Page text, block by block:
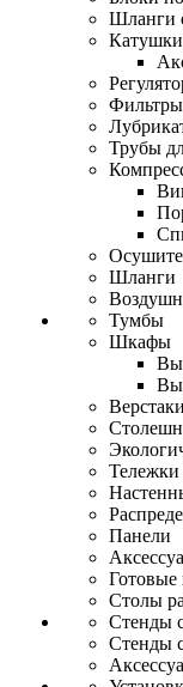
Шланги
Катушки
Фильтры
Трубы
Шланги
Тумбы
Шкафы
Верстаки
Тележки
Панели
Готовые
Столы
Стенды
Стенды